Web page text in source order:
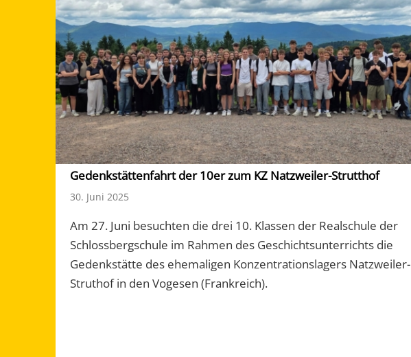
Gedenkstättenfahrt der 10er zum KZ Natzweiler-Strutthof
30. Juni 2025
Am 27. Juni besuchten die drei 10. Klassen der Realschule der
Schlossbergschule im Rahmen des Geschichtsunterrichts die
Gedenkstätte des ehemaligen Konzentrationslagers Natzweiler-
Struthof in den Vogesen (Frankreich).